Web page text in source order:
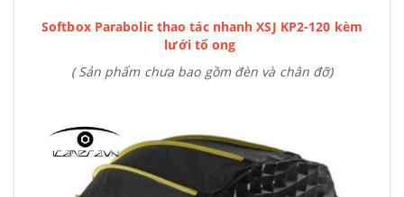
Softbox Parabolic thao tác nhanh XSJ KP2-120 kèm
lưới tổ ong
( Sản phẩm chưa bao gồm đèn và chân đỡ)